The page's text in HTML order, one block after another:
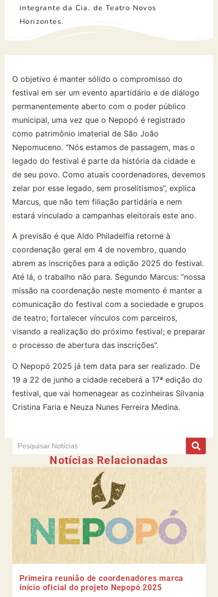
integrante da Cia. de Teatro Novos
Horizontes.
O objetivo é manter sólido o compromisso do
festival em ser um evento apartidário e de diálogo
permanentemente aberto com o poder público
municipal, uma vez que o Nepopó é registrado
como patrimônio imaterial de São João
Nepomuceno. “Nós estamos de passagem, mas o
legado do festival é parte da história da cidade e
de seu povo. Como atuais coordenadores, devemos
zelar por esse legado, sem proselitismos”, explica
Marcus, que não tem filiação partidária e nem
estará vinculado a campanhas eleitorais este ano.
A previsão é que Aldo Philadelfia retorne à
coordenação geral em 4 de novembro, quando
abrem as inscrições para a edição 2025 do festival.
Até lá, o trabalho não para. Segundo Marcus: “nossa
missão na coordenação neste momento é manter a
comunicação do festival com a sociedade e grupos
de teatro; fortalecer vínculos com parceiros,
visando a realização do próximo festival; e preparar
o processo de abertura das inscrições”.
O Nepopó 2025 já tem data para ser realizado. De
19 a 22 de junho a cidade receberá a 17ª edição do
festival, que vai homenagear as cozinheiras Silvania
Cristina Faria e Neuza Nunes Ferreira Medina.
Notícias Relacionadas
Primeira reunião de coordenadores marca
início oficial do projeto Nepopó 2025